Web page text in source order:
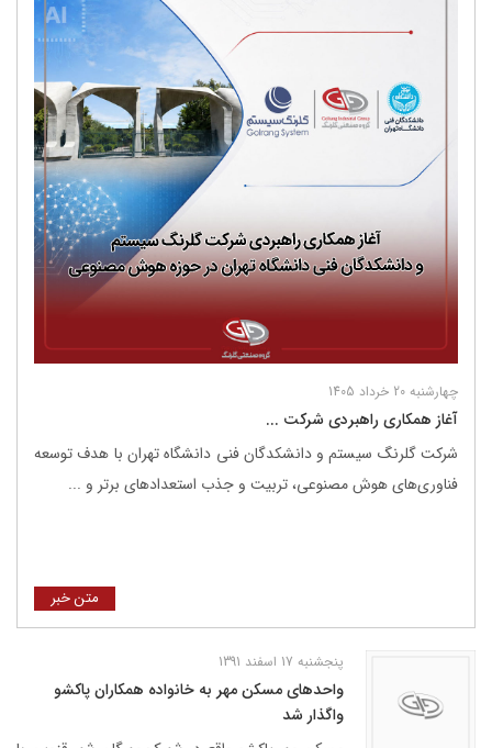
چهارشنبه 20 خرداد 1405
آغاز همکاری راهبردی شرکت ...
شرکت گلرنگ ‌سیستم و دانشکدگان فنی دانشگاه تهران با هدف توسعه
فناوری‌های هوش مصنوعی، تربیت و جذب استعدادهای برتر و ...
متن خبر
پنجشنبه 17 اسفند 1391
واحدهای مسکن مهر به خانواده همکاران پاکشو
واگذار شد